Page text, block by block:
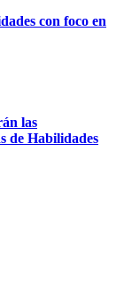
con foco en
las
de Habilidades